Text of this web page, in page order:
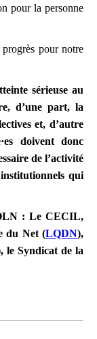
pour la personne
pour notre
sérieuse au
d’une part, la
et, d’autre
doivent donc
de l’activité
qui
: Le CECIL,
du Net (LQDN),
le Syndicat de la